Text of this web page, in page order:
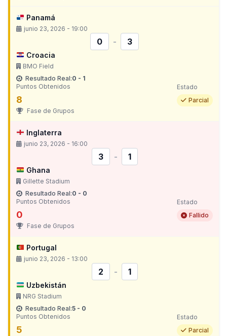
Panamá
junio 23, 2026 - 19:00
0 - 3
Croacia
BMO Field
Resultado Real:0 - 1
Puntos Obtenidos
8
Estado
Parcial
Fase de Grupos
Inglaterra
junio 23, 2026 - 16:00
3 - 1
Ghana
Gillette Stadium
Resultado Real:0 - 0
Puntos Obtenidos
0
Estado
Fallido
Fase de Grupos
Portugal
junio 23, 2026 - 13:00
2 - 1
Uzbekistán
NRG Stadium
Resultado Real:5 - 0
Puntos Obtenidos
5
Estado
Parcial